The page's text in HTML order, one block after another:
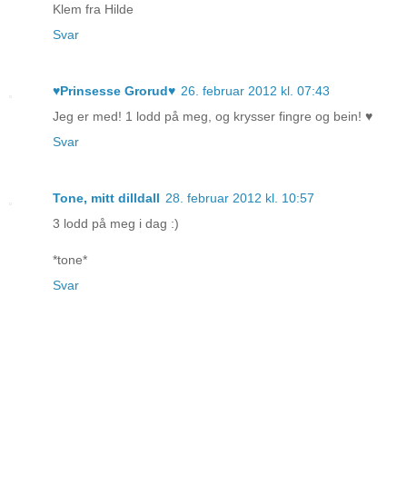
Klem fra Hilde
Svar
♥Prinsesse Grorud♥ 26. februar 2012 kl. 07:43
Jeg er med! 1 lodd på meg, og krysser fingre og bein! ♥
Svar
Tone, mitt dilldall 28. februar 2012 kl. 10:57
3 lodd på meg i dag :)
*tone*
Svar